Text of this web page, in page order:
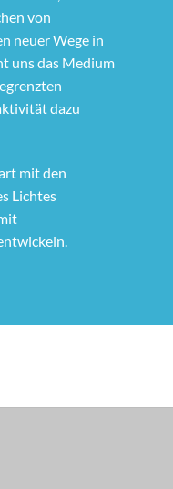
von
neuer Wege in
uns das Medium
dazu
mit den
Lichtes